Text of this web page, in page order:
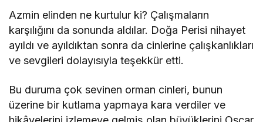
Azmin elinden ne kurtulur ki? Çalışmaların
karşılığını da sonunda aldılar. Doğa Perisi nihayet
ayıldı ve ayıldıktan sonra da cinlerine çalışkanlıkları
ve sevgileri dolayısıyla teşekkür etti.
Bu duruma çok sevinen orman cinleri, bunun
üzerine bir kutlama yapmaya kara verdiler ve